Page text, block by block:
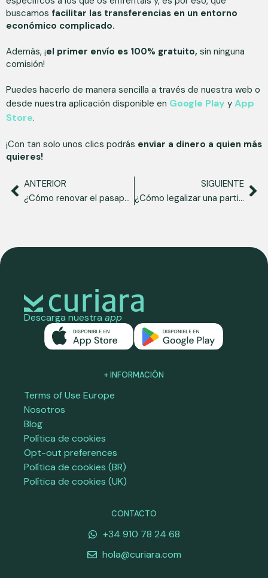
buscamos facilitar las transferencias en un entorno
económico complicado.
Además, ¡el primer envío es 100% gratuito, sin ninguna
comisión!
Puedes hacerlo de manera sencilla a través de nuestra web o
desde nuestra aplicación disponible en Google Play y App
Store.
¡Con tan solo unos clics podrás enviar a dinero a quien más
quieres!
ANTERIOR
¿Cómo renovar el pasaporte venezolano en España?
SIGUIENTE
¿Cómo legalizar una partida de nacimiento venezolana en España?
Descarga nuestra app
+ INFORMACIÓN
Terms of Use Europe
Nosotros
Blog
Política de cookies
Opt-out preferences
Política de cookies (BR)
Política de cookies (UK)
CONTACTO
+34 910 78 24 68
hola@curiara.com